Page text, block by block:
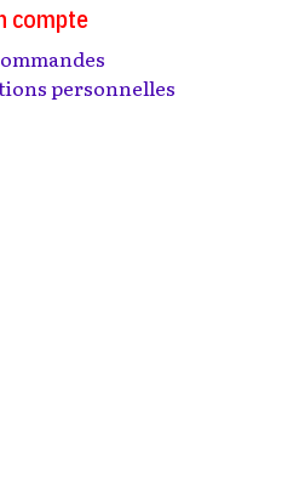
compte
personnelles